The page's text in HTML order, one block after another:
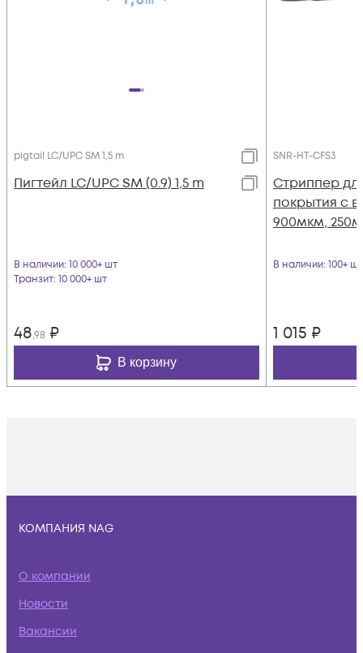
pigtail LC/UPC SM 1,5 m
Пигтейл LC/UPC SM (0.9) 1,5 m
В наличии: 10 000+ шт
Транзит: 10 000+ шт
48,98 ₽
В корзину
SNR-HT-CFS3
Стриппер
покрытия с
900мкм,
В наличии: 100+ шт
1 015 ₽
КОМПАНИЯ NAG
О компании
Новости
Вакансии